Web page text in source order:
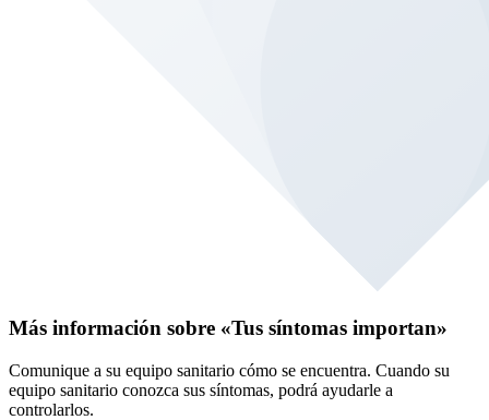
Más información sobre «Tus síntomas importan»
Comunique a su equipo sanitario cómo se encuentra. Cuando su
equipo sanitario conozca sus síntomas, podrá ayudarle a
controlarlos.